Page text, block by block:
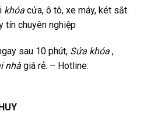
khóa cửa, ô tô, xe máy, két sắt.
tín chuyên nghiệp
sau 10 phút, Sửa khóa ,
nhà giá rẻ. – Hotline: